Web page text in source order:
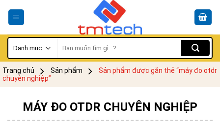
kiếm:
Trang chủ Sản phẩm
Sản phẩm được gắn thẻ “máy đo otdr
chuyên nghiệp”
MÁY ĐO OTDR CHUYÊN NGHIỆP